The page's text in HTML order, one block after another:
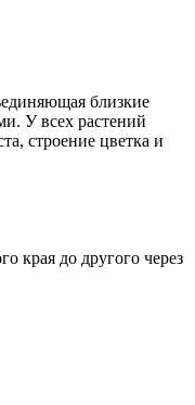
близкие
У всех растений
строение цветка и
края до другого через